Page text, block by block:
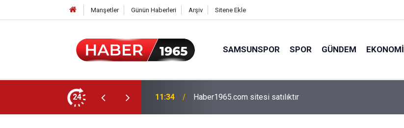
Manşetler Günün Haberleri Arşiv Sitene Ekle
SAMSUNSPOR SPOR GÜNDEM EKONOMI
24 15:52 Milyonlarca emekliyi ilgilendiriyor: Zamlı maaşlar hesaplarda